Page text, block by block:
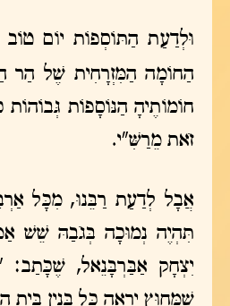
וּלְדַעַת הַתּוֹסְפוֹת יוֹם טוֹב
הַחוֹמָה הַמִּזְרָחִית שֶׁל הַר
חוֹמוֹתֶיהָ הַנּוֹסָפוֹת גְּבוֹהוֹת
זֹאת מֵרַשִּׁ"י.
אֲבָל לְדַעַת רַבֵּנוּ, מִכָּל
תִּהְיֶה נְמוּכָה בְּגֹבַהּ שֵׁשׁ
יִצְחָק אַבַּרְבָּנֵאל, שֶׁכָּתַב:
שֶׁמִּחוּץ יֵרָאֶה כָּל בִּנְיַן בֵּית